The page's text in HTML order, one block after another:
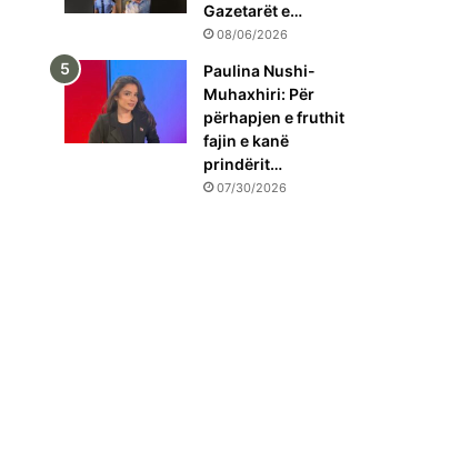
Gazetarët e…
08/06/2026
Paulina Nushi-
Muhaxhiri: Për
përhapjen e fruthit
fajin e kanë
prindërit…
07/30/2026